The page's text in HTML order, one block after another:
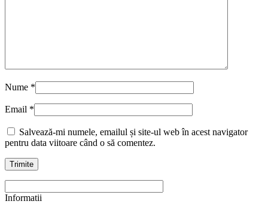
Nume *
Email *
Salvează-mi numele, emailul și site-ul web în acest navigator
pentru data viitoare când o să comentez.
Informatii